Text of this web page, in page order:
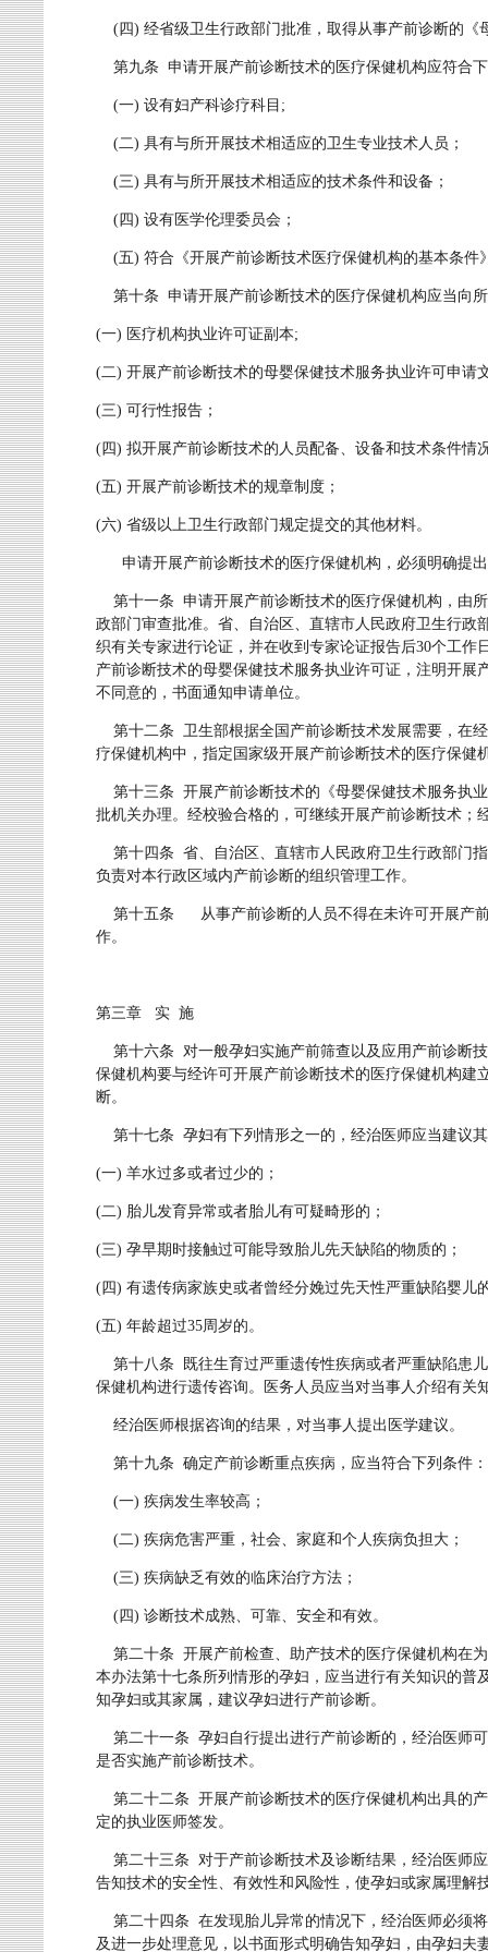
(四) 经省级卫生行政部门批准，取得从事产前诊断的《
第九条 申请开展产前诊断技术的医疗保健机构应符合
(一) 设有妇产科诊疗科目;
(二) 具有与所开展技术相适应的卫生专业技术人员；
(三) 具有与所开展技术相适应的技术条件和设备；
(四) 设有医学伦理委员会；
(五) 符合《开展产前诊断技术医疗保健机构的基本条件
第十条 申请开展产前诊断技术的医疗保健机构应当向
(一) 医疗机构执业许可证副本;
(二) 开展产前诊断技术的母婴保健技术服务执业许可申请
(三) 可行性报告；
(四) 拟开展产前诊断技术的人员配备、设备和技术条件情
(五) 开展产前诊断技术的规章制度；
(六) 省级以上卫生行政部门规定提交的其他材料。
申请开展产前诊断技术的医疗保健机构，必须明确提
第十一条 申请开展产前诊断技术的医疗保健机构，由
政部门审查批准。省、自治区、直辖市人民政府卫生行政
织有关专家进行论证，并在收到专家论证报告后30个工作
产前诊断技术的母婴保健技术服务执业许可证，注明开展
不同意的，书面通知申请单位。
第十二条 卫生部根据全国产前诊断技术发展需要，在
疗保健机构中，指定国家级开展产前诊断技术的医疗保健
第十三条 开展产前诊断技术的《母婴保健技术服务执
批机关办理。经校验合格的，可继续开展产前诊断技术；
第十四条 省、自治区、直辖市人民政府卫生行政部门
负责对本行政区域内产前诊断的组织管理工作。
第十五条 从事产前诊断的人员不得在未许可开展产前
作。
第三章 实 施
第十六条 对一般孕妇实施产前筛查以及应用产前诊断
保健机构要与经许可开展产前诊断技术的医疗保健机构建
断。
第十七条 孕妇有下列情形之一的，经治医师应当建议
(一) 羊水过多或者过少的；
(二) 胎儿发育异常或者胎儿有可疑畸形的；
(三) 孕早期时接触过可能导致胎儿先天缺陷的物质的；
(四) 有遗传病家族史或者曾经分娩过先天性严重缺陷婴儿
(五) 年龄超过35周岁的。
第十八条 既往生育过严重遗传性疾病或者严重缺陷患
保健机构进行遗传咨询。医务人员应当对当事人介绍有关
经治医师根据咨询的结果，对当事人提出医学建议。
第十九条 确定产前诊断重点疾病，应当符合下列条件：
(一) 疾病发生率较高；
(二) 疾病危害严重，社会、家庭和个人疾病负担大；
(三) 疾病缺乏有效的临床治疗方法；
(四) 诊断技术成熟、可靠、安全和有效。
第二十条 开展产前检查、助产技术的医疗保健机构在
本办法第十七条所列情形的孕妇，应当进行有关知识的普
知孕妇或其家属，建议孕妇进行产前诊断。
第二十一条 孕妇自行提出进行产前诊断的，经治医师
是否实施产前诊断技术。
第二十二条 开展产前诊断技术的医疗保健机构出具的
定的执业医师签发。
第二十三条 对于产前诊断技术及诊断结果，经治医师
告知技术的安全性、有效性和风险性，使孕妇或家属理解
第二十四条 在发现胎儿异常的情况下，经治医师必须
及进一步处理意见，以书面形式明确告知孕妇，由孕妇夫